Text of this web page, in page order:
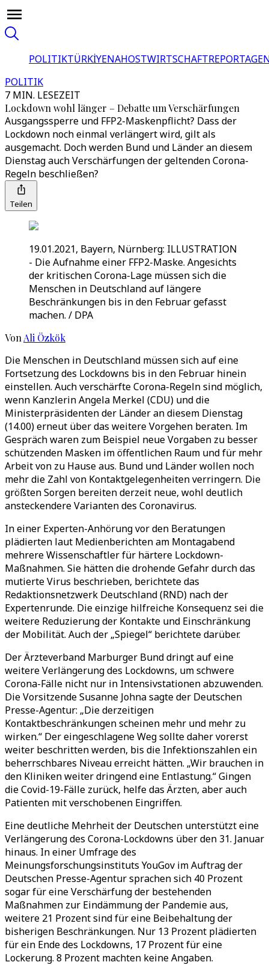
POLITIKTÜRKİYENAHOSTWIRTSCHAFT
POLITIK
7 MIN. LESEZEIT
Lockdown wohl länger – Debatte um Verschärfungen
Ausgangssperre und FFP2-Maskenpflicht? Dass der
Lockdown noch einmal verlängert wird, gilt als
ausgemacht. Doch werden Bund und Länder an diesem
Dienstag auch Verschärfungen der geltenden Corona-
Regeln beschließen?
Teilen
19.01.2021, Bayern, Nürnberg: ILLUSTRATION
- Die Aufnahme einer FFP2-Maske. Angesichts
der kritischen Corona-Lage müssen sich die
Menschen in Deutschland auf längere
Beschränkungen bis in den Februar gefasst
machen. / DPA
Von Ali Özkök
Die Menschen in Deutschland müssen sich auf eine
Fortsetzung des Lockdowns bis in den Februar hinein
einstellen. Auch verschärfte Corona-Regeln sind möglich,
wenn Kanzlerin Angela Merkel (CDU) und die
Ministerpräsidenten der Länder an diesem Dienstag
(14.00) erneut über das weitere Vorgehen beraten. Im
Gespräch waren zum Beispiel neue Vorgaben zu besser
schützenden Masken im öffentlichen Raum und für mehr
Arbeit von zu Hause aus. Bund und Länder wollen noch
mehr die Zahl von Kontaktgelegenheiten verringern. Die
größten Sorgen bereiten derzeit neue, wohl deutlich
ansteckendere Varianten des Coronavirus.
In einer Experten-Anhörung vor den Beratungen
plädierten laut Medienberichten am Montagabend
mehrere Wissenschaftler für härtere Lockdown-
Maßnahmen. Sie hätten die drohende Gefahr durch das
mutierte Virus beschrieben, berichtete das
Redaktionsnetzwerk Deutschland (RND) nach der
Expertenrunde. Die einzige hilfreiche Konsequenz sei die
weitere Reduzierung der Kontakte und Einschränkung
der Mobilität. Auch der „Spiegel“ berichtete darüber.
Der Ärzteverband Marburger Bund dringt auf eine
weitere Verlängerung des Lockdowns, um schwere
Corona-Fälle nicht nur in Intensivstationen abzuwenden.
Die Vorsitzende Susanne Johna sagte der Deutschen
Presse-Agentur: „Die derzeitigen
Kontaktbeschränkungen scheinen mehr und mehr zu
wirken.“ Der eingeschlagene Weg sollte daher vorerst
weiter beschritten werden, bis die Infektionszahlen ein
beherrschbares Niveau erreicht hätten. „Wir brauchen in
den Kliniken weiter dringend eine Entlastung.“ Gingen
die Covid-19-Fälle zurück, helfe das Ärzten, aber auch
Patienten mit verschobenen Eingriffen.
Eine deutliche Mehrheit der Deutschen unterstützt eine
Verlängerung des Corona-Lockdowns über den 31. Januar
hinaus. In einer Umfrage des
Meinungsforschungsinstituts YouGov im Auftrag der
Deutschen Presse-Agentur sprachen sich 40 Prozent
sogar für eine Verschärfung der bestehenden
Maßnahmen zur Eindämmung der Pandemie aus,
weitere 21 Prozent sind für eine Beibehaltung der
bisherigen Beschränkungen. Nur 13 Prozent plädierten
für ein Ende des Lockdowns, 17 Prozent für eine
Lockerung. 8 Prozent machten keine Angaben.